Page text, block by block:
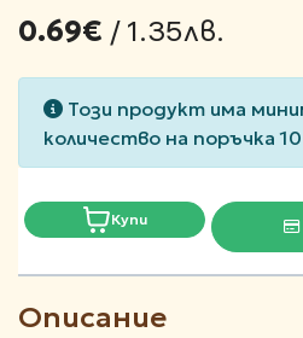
0.69€ / 1.35лв.
Този продукт има
количество на поръчка 10
Купи
Описание